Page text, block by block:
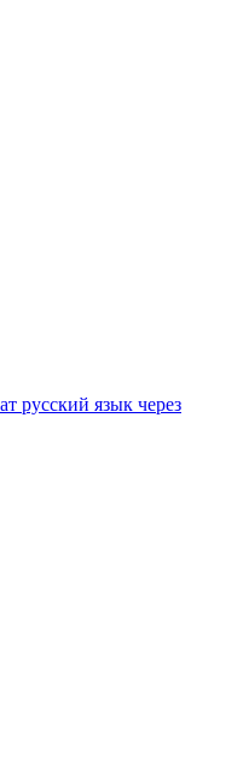
русский язык через